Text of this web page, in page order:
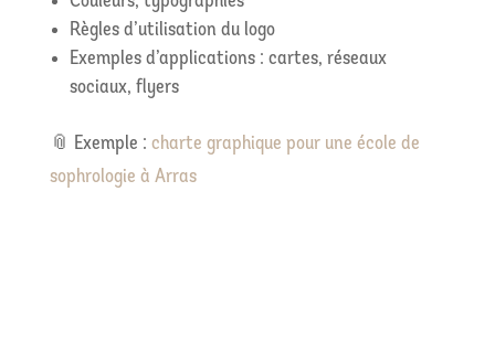
Règles d’utilisation du logo
Exemples d’applications : cartes, réseaux
sociaux, flyers
📎 Exemple : charte graphique pour une école de
sophrologie à Arras